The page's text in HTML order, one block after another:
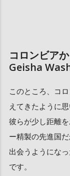
コロンビア
Geisha
このところ、コ
えてきたように思
彼らが少し距離
ー精製の先進国
出会うようにな
です。